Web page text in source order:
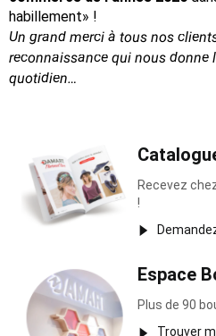
habillement» !
Un grand merci à tous nos
reconnaissancequi nous donne
quotidien…
Recevez
!
Espace
Plus de 90
Trouver